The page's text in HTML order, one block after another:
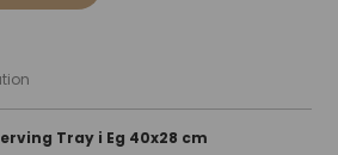
Tray i Eg 40x28 cm